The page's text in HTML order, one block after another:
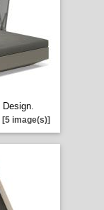
Design.
[5 image(s)]